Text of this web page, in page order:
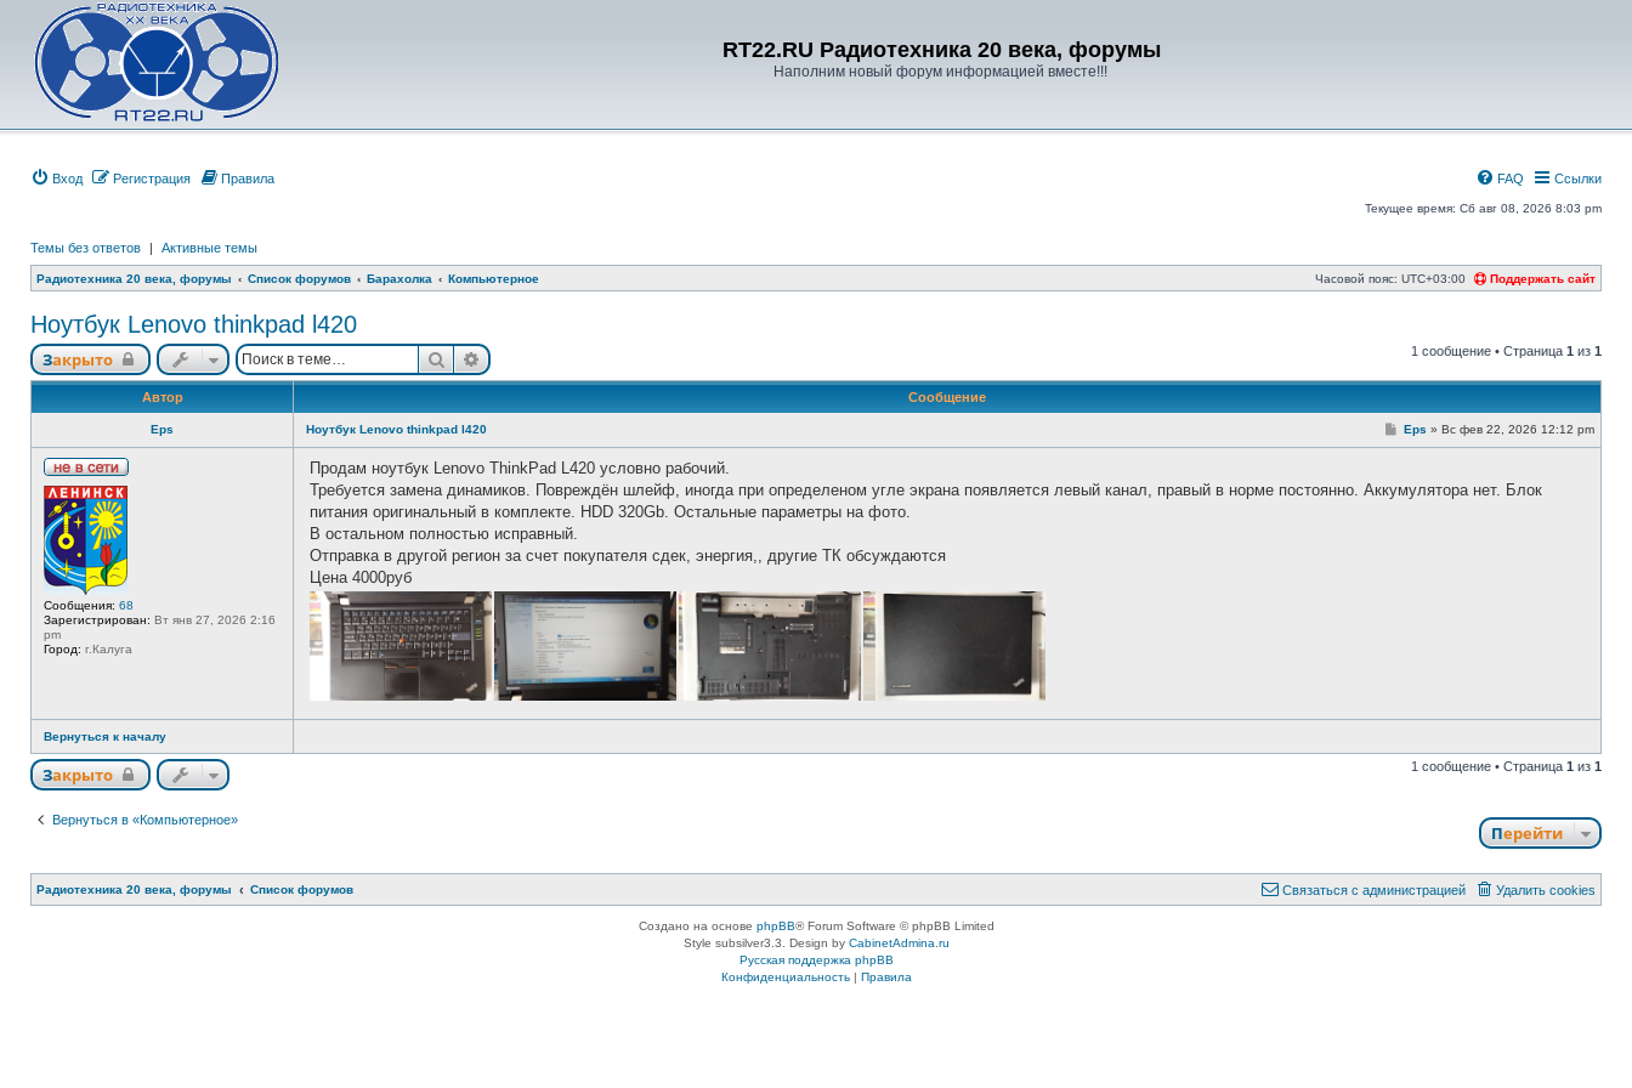
RT22.RU Радиотехника 20 века, форумы
Наполним новый форум информацией вместе!!!
Вход Регистрация Ссылки
FAQ
Правила
Текущее время: Сб авг 08, 2026 8:03 pm
Темы без ответов | Активные темы
Радиотехника 20 века, форумы Список форумов Барахолка Компьютерное Поддержать сайт
Часовой пояс: UTC+03:00
Ноутбук Lenovo thinkpad l420
Закрыто ПоискРасширенный поиск 1 сообщение • Страница 1 из 1
Автор Сообщение
Eps
Сообщения: 68
Зарегистрирован: Вт янв 27, 2026 2:16
pm
Город: г.Калуга
Ноутбук Lenovo thinkpad l420
С
щ
Eps » Вс фев 22, 2026 12:12 pm
Продам ноутбук Lenovo ThinkPad L420 условно рабочий.
Требуется замена динамиков. Повреждён шлейф, иногда при определеном угле экрана появляется левый канал, правый в норме постоянно. Аккумулятора нет. Блок
питания оригинальный в комплекте. HDD 320Gb. Остальные параметры на фото.
В остальном полностью исправный.
Отправка в другой регион за счет покупателя сдек, энергия,, другие ТК обсуждаются
Цена 4000руб
Вернуться к началу
Закрыто 1 сообщение • Страница 1 из 1
Вернуться в «Компьютерное»
Перейти
Радиотехника 20 века, форумы Список форумов Удалить cookies
Связаться с администрацией
Создано на основе phpBB® Forum Software © phpBB Limited
Style subsilver3.3. Design by CabinetAdmina.ru
Русская поддержка phpBB
Конфиденциальность| Правила